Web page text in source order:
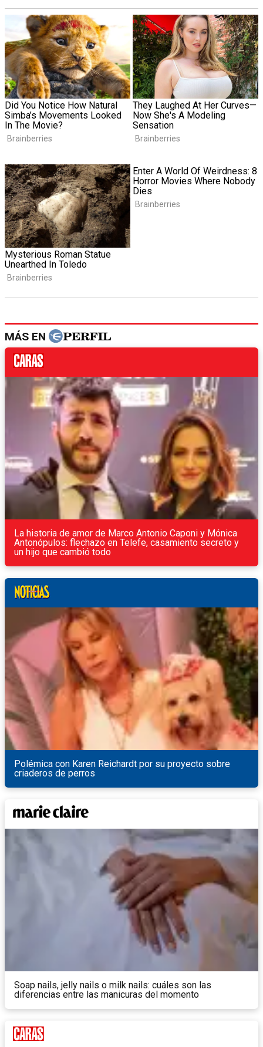
MÁS EN
La historia de amor de Marco Antonio Caponi y Mónica
Antonópulos: flechazo en Telefe, casamiento secreto y
un hijo que cambió todo
Polémica con Karen Reichardt por su proyecto sobre
criaderos de perros
Soap nails, jelly nails o milk nails: cuáles son las
diferencias entre las manicuras del momento